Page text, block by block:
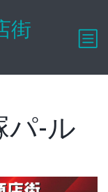
街
パ-ル